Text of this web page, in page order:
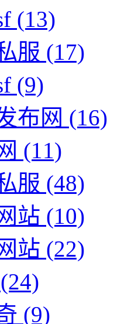
(13)
服 (17)
(9)
布网 (16)
(11)
服 (48)
站 (10)
站 (22)
(24)
(9)